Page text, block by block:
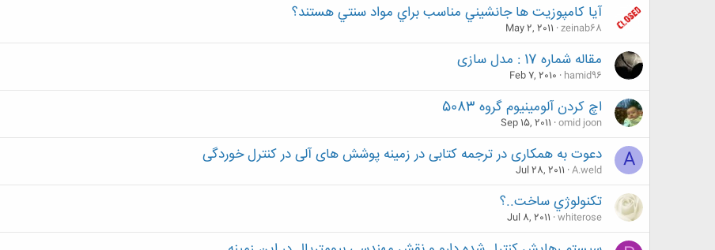
آيا کامپوزيت ها جانشيني مناسب براي مواد سنتي هستند؟
zeinab68
May 2, 2011
مقاله شماره 17 : مدل سازی
hamid96
Feb 7, 2010
اچ کردن آلومینیوم گروه 5083
omid joon
Sep 15, 2011
A دعوت به همکاری در ترجمه کتابی در زمینه پوشش های آلی در کنترل خوردگی
A.weld
Jul 28, 2011
تكنولوژي ساخت..؟
whiterose
Jul 8, 2011